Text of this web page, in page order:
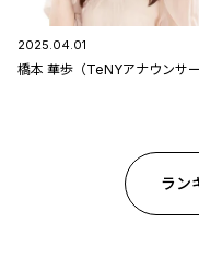
2025.04.01
橋本 華歩（TeNYアナウンサー
ラン